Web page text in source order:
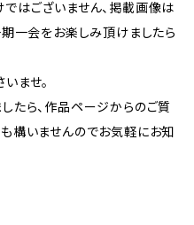
はございません、掲載画像は
期一会をお楽しみ頂けましたら
ませ。
たら、作品ページからのご質
構いませんのでお気軽にお知